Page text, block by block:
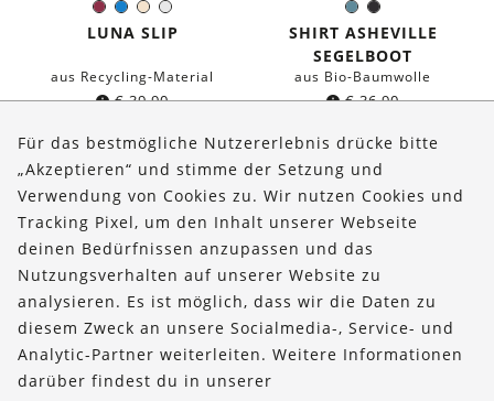
Burgund
BlauIvoryWeiß
Farbe:
LUNA SLIP
aus Recycling-Material
€39,90
SeeblauSchwarz
Farbe:
SHIRT ASHEVILLE
SEGELBOOT
aus Bio-Baumwolle
€36,90
Über uns
Bestellungen
Kontakt & Hilfe
FOLLOW US
Für das bestmögliche Nutzererlebnis drücke bitte
„Akzeptieren“ und stimme der Setzung und
Verwendung von Cookies zu. Wir nutzen Cookies und
Tracking Pixel, um den Inhalt unserer Webseite
deinen Bedürfnissen anzupassen und das
Nutzungsverhalten auf unserer Website zu
analysieren. Es ist möglich, dass wir die Daten zu
diesem Zweck an unsere Socialmedia-, Service- und
Analytic-Partner weiterleiten. Weitere Informationen
darüber findest du in unserer